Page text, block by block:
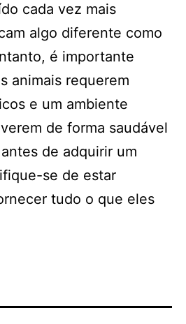
cada vez mais
algo diferente como
é importante
animais requerem
e um ambiente
de forma saudável
de adquirir um
se de estar
tudo o que eles